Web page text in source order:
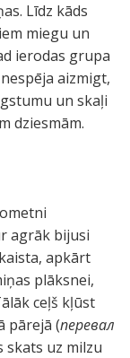
Līdz kāds
miegu un
ierodas grupa
aizmigt,
un skaļi
dziesmām.
agrāk bijusi
apkārt
plāksnei,
ceļš kļūst
pārejā (перевал
skats uz milzu